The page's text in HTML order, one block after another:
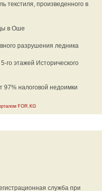
текстиля, произведенного в
в Оше
разрушения ледника
го этажей Исторического
97% налоговой недоимки
FOR.KG
служба при